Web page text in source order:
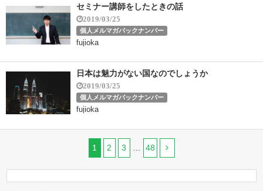
セミナー講師をしたときの話
2019/03/25
個人メルマガバックナンバー
fujioka
日本は魅力がない国なのでしょうか
2019/03/25
個人メルマガバックナンバー
fujioka
1 2 3 48